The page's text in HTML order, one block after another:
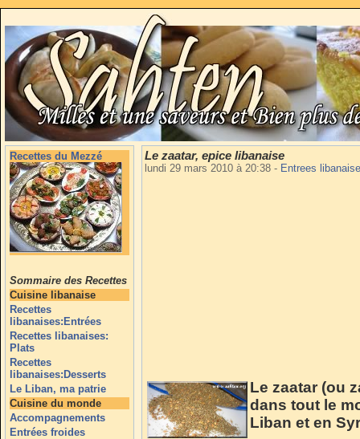
Recettes du Mezzé
Sommaire des Recettes
Cuisine libanaise
Recettes
libanaises:Entrées
Recettes libanaises:
Plats
Recettes
libanaises:Desserts
Le Liban, ma patrie
Cuisine du monde
Accompagnements
Entrées froides
Le zaatar, epice libanaise
lundi 29 mars 2010 à 20:38 - Entrees
Le zaatar (ou
dans tout le
Liban et en